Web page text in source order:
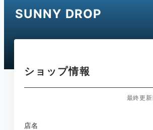
SUNNY DROP
ショップ情報
最終更
店名